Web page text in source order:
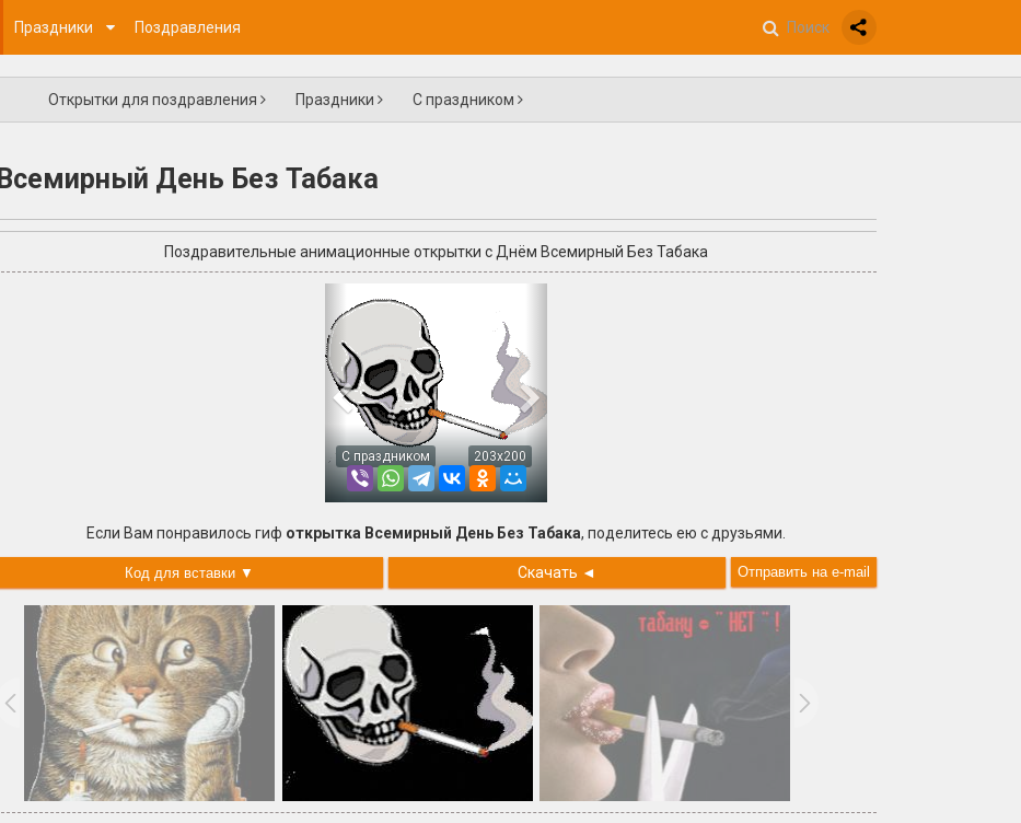
Праздники Поздравления
Открытки для поздравления Праздники С праздником
Всемирный День Без Табака
Поздравительные анимационные открытки с Днём Всемирный Без Табака
С праздником 203x200
Если Вам понравилось гиф открытка Всемирный День Без Табака, поделитесь ею с друзьями.
Скачать ◄